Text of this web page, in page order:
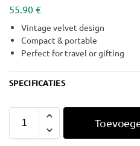
55.90 €
Vintage velvet design
Compact & portable
Perfect for travel or gifting
SPECIFICATIES